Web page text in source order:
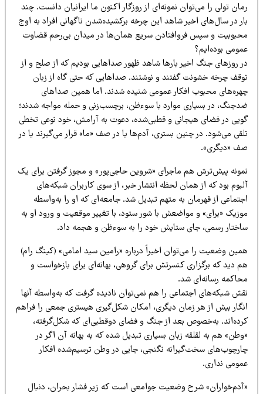
تولی را می‌توان نمونه‌ای از روزگار اکنون ما ایرانیان دانست. چند
در سال‌های اخیر شاهد این چرخه برکشیده‌شدن ناگهانی افراد به اوج
و سپس فروافتادن سریع همان‌ها در میدان بی‌رحم قضاوت
بوده‌ایم؟
روزهای جنگ اخیر بارها شاهد ظهور صداهایی بودیم که از صلح و از
چرخه خشونت گفتند و نوشتند. صداهایی که حتی گاه از زبان
محبوب افکار عمومی شنیده شدند. اما همین صداهای
در بسیاری موارد با سوءظن، برچسب‌زنی و حمله مواجه شدند؛
در فضای هیجانی و قطبی‌شده، دعوت به آرامش، خود نوعی تخطی
می‌شود. در چنین بستری، آدم‌ها یا در صف «ما» قرار می‌گیرند یا در
«دیگری».
پیش‌ترش هم ماجرای «شروین حاجی‌پور» و مجوز گرفتن برای یک
بود که از همان لحظه انتشار خبر، از سوی کاربران شبکه‌های
از قهرمان به متهم تبدیل شد. جامعه‌ای که او را به‌واسطه
«برای» و مواضعش با شور ستود، با تغییر موقعیت و ورود او به
رسمی، جای ستایش خود را به سوءظن و هجمه داد.
وضعیت را می‌توان اخیراً درباره «رامین سید امامی» (کینگ رام)
دید که برگزاری کنسرتش برای گروهی، بهانه‌ای برای بازخواست و
رسانه‌ای شد.
شبکه‌های اجتماعی را هم نمی‌توان نادیده گرفت که به‌واسطه آنها
بیش از هر زمان دیگری، امکان شکل‌گیری هیستری جمعی را فراهم
به‌خصوص بعد از جنگ و فضای دوقطبی‌ای که شکل‌گرفته،
هم به لقلقه زبان بسیاری تبدیل شده که به بهانه آن اگر در
سخت‌گیرانه نگنجی، جایی در وطن ترسیم‌شده افکار
نداری.
شرح وضعیت جوامعی است که زیر فشار بحران، دنبال